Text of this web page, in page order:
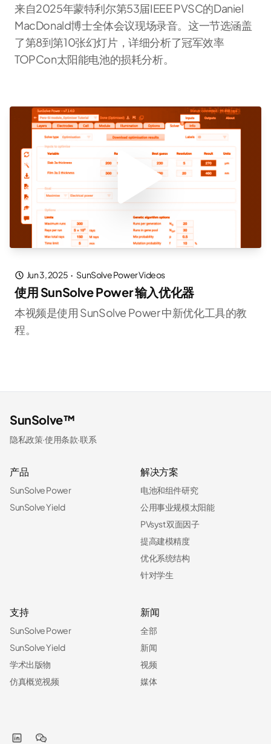
来自2025年蒙特利尔第53届IEEE PVSC的Daniel
MacDonald博士全体会议现场录音。这一节选涵盖
了第8到第10张幻灯片，详细分析了冠军效率
TOPCon太阳能电池的损耗分析。
Jun 3, 2025 · SunSolve Power Videos
使用 SunSolve Power 输入优化器
本视频是使用 SunSolve Power 中新优化工具的教
程。
SunSolve™
隐私政策·使用条款·联系
产品
SunSolve Power
SunSolve Yield
解决方案
电池和组件研究
公用事业规模太阳能
PVsyst 双面因子
提高建模精度
优化系统结构
针对学生
支持
SunSolve Power
SunSolve Yield
学术出版物
仿真概览视频
新闻
全部
新闻
视频
媒体